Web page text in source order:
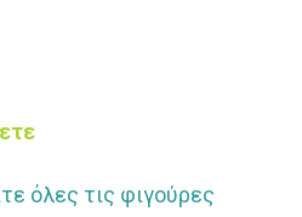
όλες τις φιγούρες